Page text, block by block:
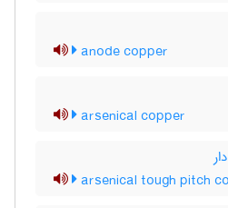
anode copper
arsenical copper
arsenical tough pitch